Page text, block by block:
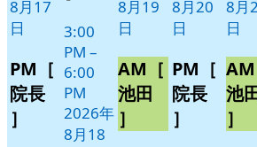
8月17
日
PM［
院長
］
3:00
PM –
6:00
PM
2026年
8月18
8月19
日
AM［
池田
］
8月20
日
PM［
院長
］
8月
日
池
］